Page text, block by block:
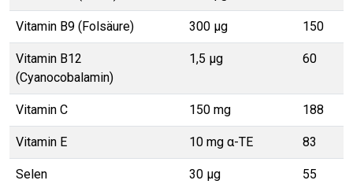
Vitamin B9 (Folsäure) 300 µg 150
Vitamin B12
(Cyanocobalamin)
1,5 µg 60
Vitamin C 150 mg 188
Vitamin E 10 mg α-TE 83
Selen 30 µg 55